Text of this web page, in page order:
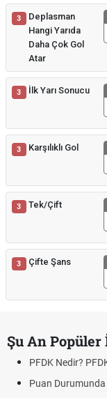
3
Deplasman
Hangi Yarıda
Daha Çok Gol
Atar
3 İlk Yarı Sonucu
3 Karşılıklı Gol
3 Tek/Çift
3 Çifte Şans
Şu An
PFDK Nedir?
Puan Durumunda